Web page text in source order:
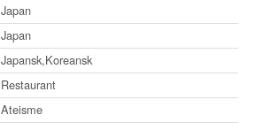
Japan
Japan
Japansk,Koreansk
Restaurant
Ateisme